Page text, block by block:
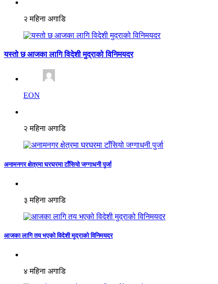
२ महिना अगाडि
यस्तो छ आजका लागि विदेशी मुद्राको विनिमयदर
EON
२ महिना अगाडि
अनामनगर क्षेत्रमा घरघरमा टाँसियो जग्गाधनी पुर्जा
३ महिना अगाडि
आजका लागि तय भएको विदेशी मुद्राको विनिमयदर
४ महिना अगाडि